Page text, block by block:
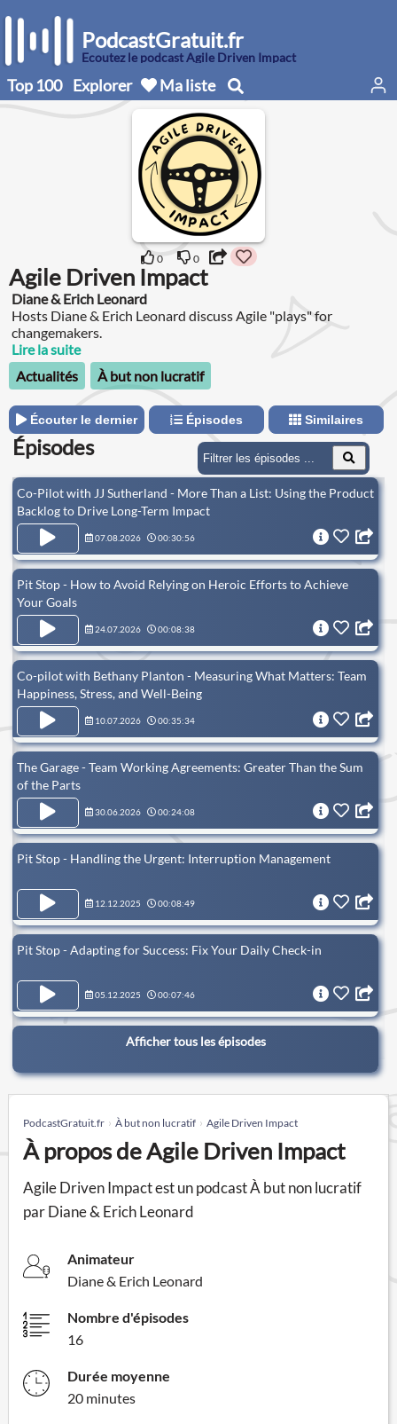
PodcastGratuit.fr
Écoutez le podcast Agile Driven Impact
Top 100 Explorer Ma liste
0 0
Agile Driven Impact
Diane & Erich Leonard
Hosts Diane & Erich Leonard discuss Agile "plays" for
changemakers.
Lire la suite
Actualités
À but non lucratif
Écouter le dernier Épisodes Similaires
Épisodes
Co-Pilot with JJ Sutherland - More Than a List: Using the Product
Backlog to Drive Long-Term Impact
07.08.2026 00:30:56
Pit Stop - How to Avoid Relying on Heroic Efforts to Achieve
Your Goals
24.07.2026 00:08:38
Co-pilot with Bethany Planton - Measuring What Matters: Team
Happiness, Stress, and Well-Being
10.07.2026 00:35:34
The Garage - Team Working Agreements: Greater Than the Sum
of the Parts
30.06.2026 00:24:08
Pit Stop - Handling the Urgent: Interruption Management
12.12.2025 00:08:49
Pit Stop - Adapting for Success: Fix Your Daily Check-in
05.12.2025 00:07:46
Afficher tous les épisodes
PodcastGratuit.fr À but non lucratif Agile Driven Impact
À propos de Agile Driven Impact
Agile Driven Impact est un podcast À but non lucratif
par Diane & Erich Leonard
Animateur
Diane & Erich Leonard
Nombre d'épisodes
16
Durée moyenne
20 minutes